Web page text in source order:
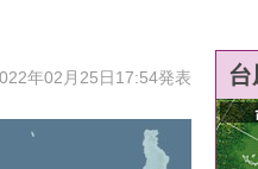
年02月25日17:54発表